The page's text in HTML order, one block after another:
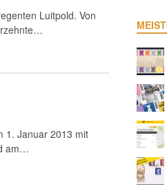
Luitpold. Von
1. Januar 2013 mit
am…